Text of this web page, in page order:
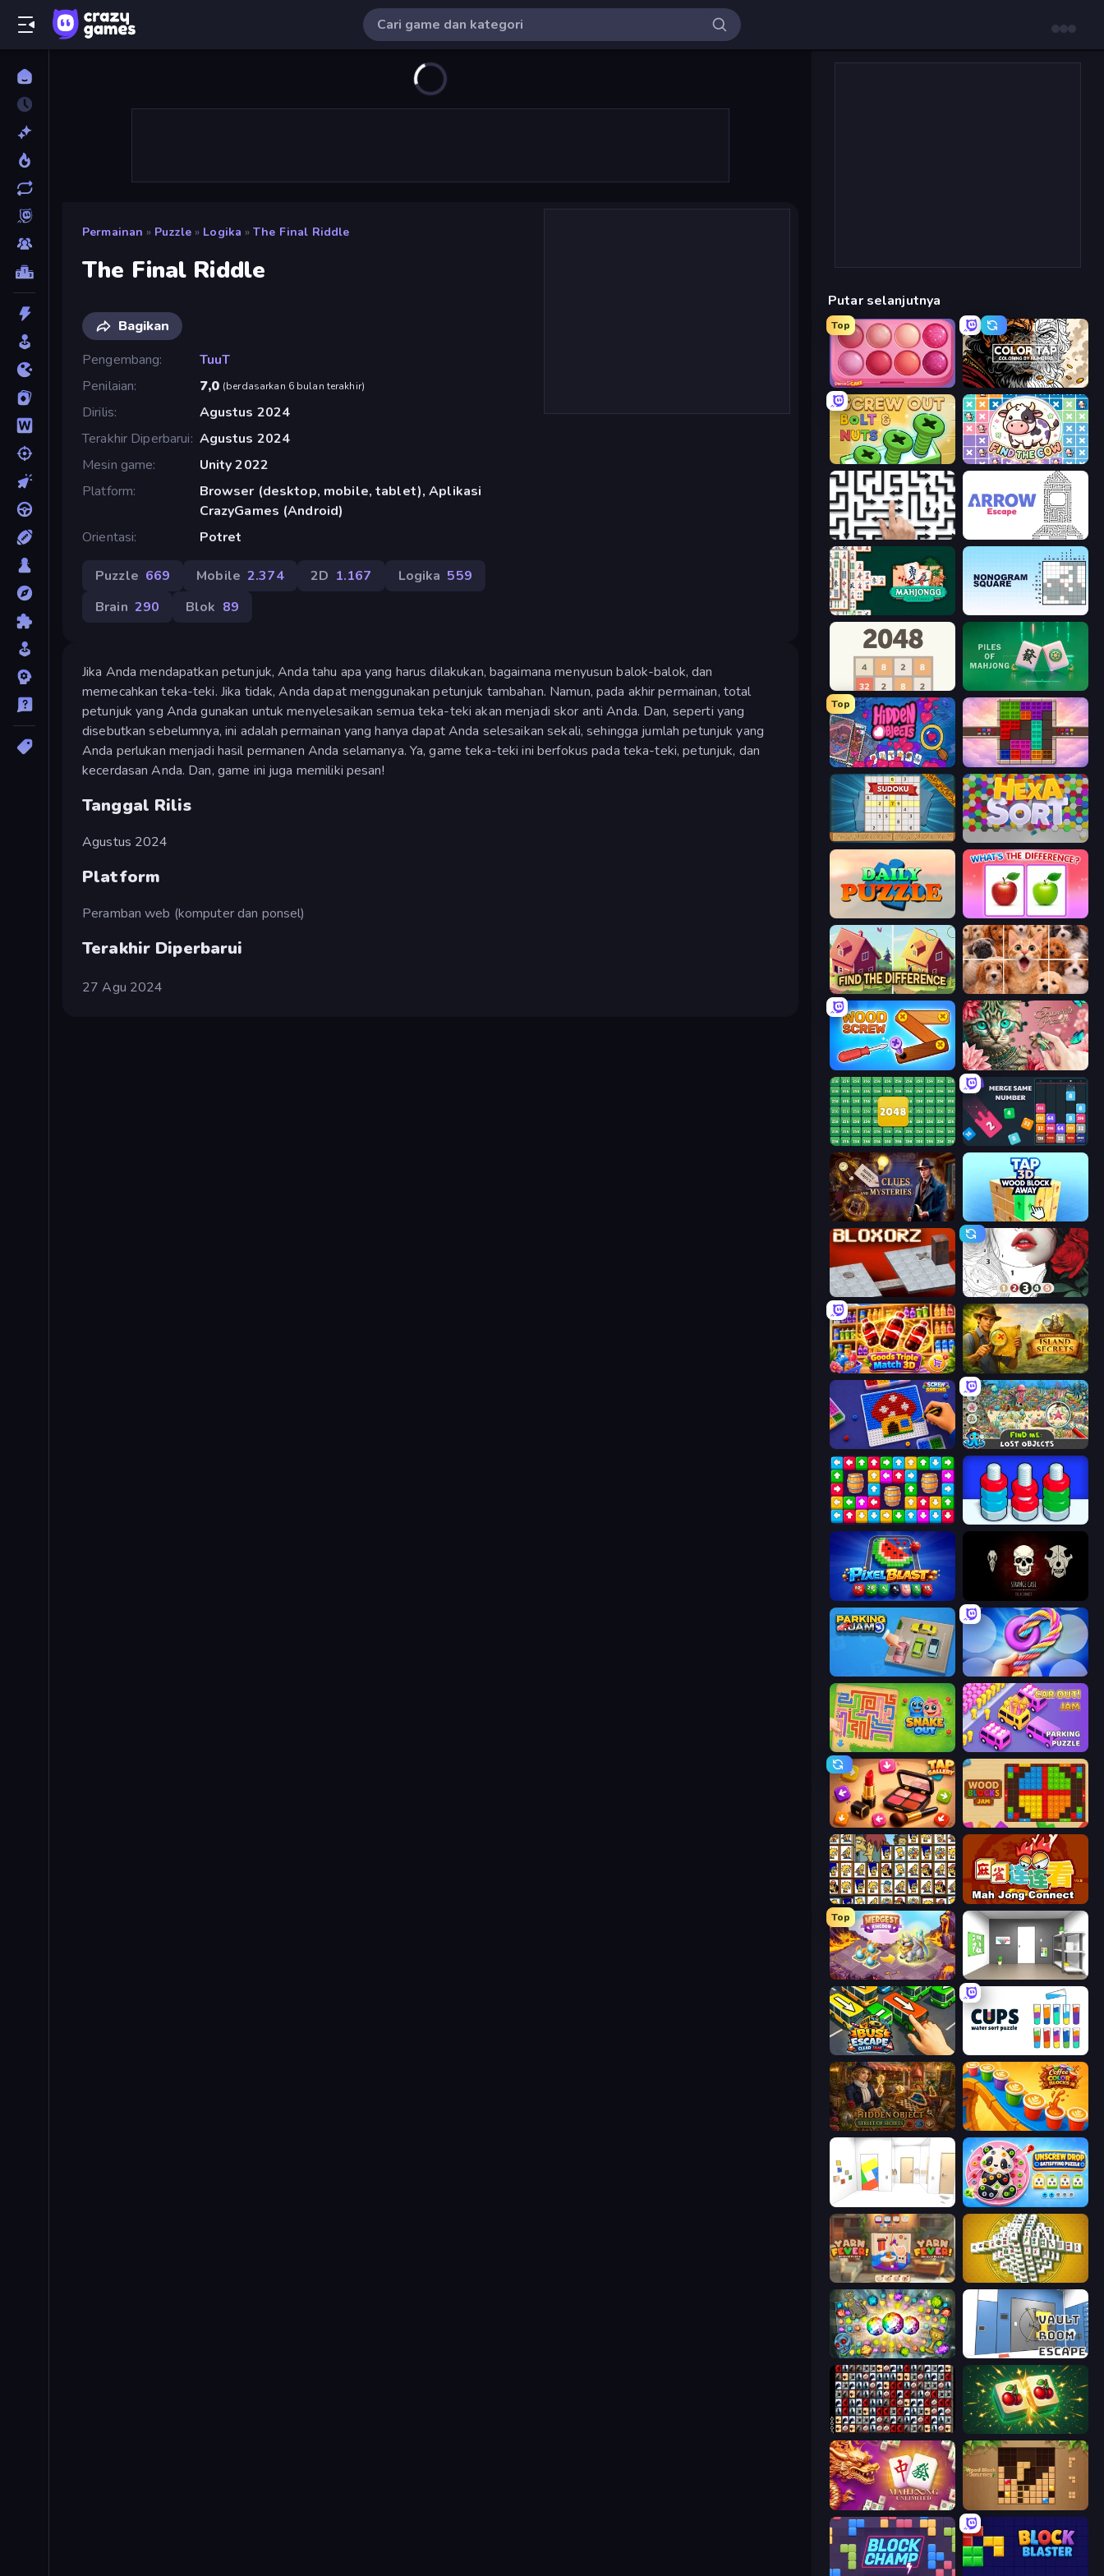
Permainan » Puzzle » Logika » The Final Riddle
The Final Riddle
Bagikan
Pengembang
TuuT
Penilaian
7,0 (berdasarkan 6 bulan terakhir)
Dirilis
Agustus 2024
Terakhir Diperbarui Agustus 2024
Mesin game
Unity 2022
Platform
Browser (desktop, mobile, tablet), Aplikasi
CrazyGames (Android)
Orientasi
Potret
Puzzle 669 Mobile 2.374 2D 1.167 Logika 559
Brain 290 Blok 89
Jika Anda mendapatkan petunjuk, Anda tahu apa yang harus dilakukan, bagaimana menyusun balok-balok, dan
memecahkan teka-teki. Jika tidak, Anda dapat menggunakan petunjuk tambahan. Namun, pada akhir permainan, total
petunjuk yang Anda gunakan untuk menyelesaikan semua teka-teki akan menjadi skor anti Anda. Dan, seperti yang
disebutkan sebelumnya, ini adalah permainan yang hanya dapat Anda selesaikan sekali, sehingga jumlah petunjuk yang
Anda perlukan menjadi hasil permanen Anda selamanya. Ya, game teka-teki ini berfokus pada teka-teki, petunjuk, dan
kecerdasan Anda. Dan, game ini juga memiliki pesan!
Tanggal Rilis
Agustus 2024
Platform
Peramban web (komputer dan ponsel)
Terakhir Diperbarui
27 Agu 2024
Putar selanjutnya
Top
Piece of Cake: Merge and Bake Color Tap: Coloring by Numbers
Screw Out: Bolts and Nuts Find The Cow
Arrow Escape: Puzzle Arrow Escape
Mahjongg Solitaire
2048 Piles of Mahjong
Top
Hidden Objects Color Cube Puzzle
Sudoku Online
What's The Difference?
Find The Difference Jigpic Solitaire
Wood Screw: Bolts Puzzle Favorite Puzzles
2048 Merge Blocks Drop & Merge the Numbers
Hidden Object: Clues and Mysteries
Bloxorz Numicolor
Goods Triple Match 3D Hidden Objects: Island Secrets
Screw Sorting Find Me: Lost Objects
Tap Away Story
Pixel Blast
Twisted Tangle
Snake Out: Maze Escape Car OUT! Jam Parking Puzzle
Tap Gallery Wood Blocks Jam
Tiles of the Simpsons Mahjong Connect (Legacy)
Top
Mergest Kingdom Paint Room Escape
Bus Escape: Clear Jam Cups - Water Sort Puzzle
Hidden Object: Street Of Secrets Coffee Color Blocks
Mirror Room Escape Unscrew Drop: Satisfying Puzzle
Yarn Fever! Unravel Puzzle Mahjong Tower
Forgotten Treasure 2 Vault Room Escape
War Mahjong Mahjong Puzzle: Tile Match
Mahjong Unlimited Wood Block Journey